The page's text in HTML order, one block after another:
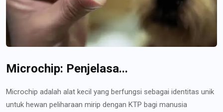
Microchip: Penjelasa...
Microchip adalah alat kecil yang berfungsi sebagai identitas unik
untuk hewan peliharaan mirip dengan KTP bagi manusia